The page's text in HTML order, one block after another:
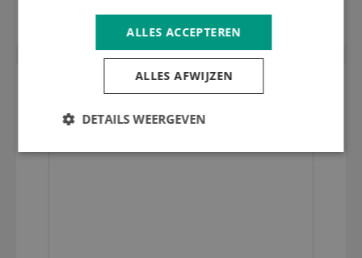
ALLES ACCEPTEREN
ALLES AFWIJZEN
DETAILS WEERGEVEN